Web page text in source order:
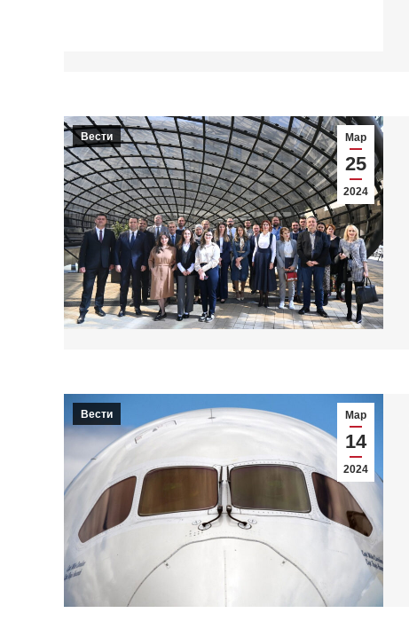
Мар
25
2024
Вести
Мар
14
2024
Вести